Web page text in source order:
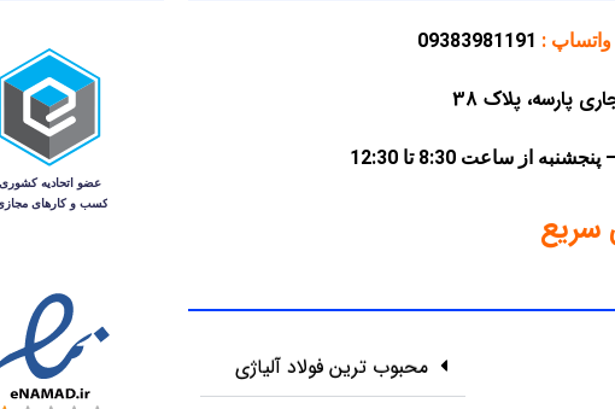
واتساپ : 09383981191
سریع
محبوب ترین فولاد آلیاژی